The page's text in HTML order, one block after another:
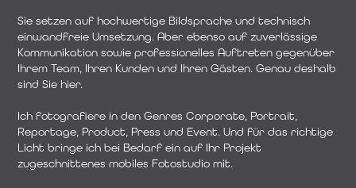
Sie setzen auf hochwertige Bildsprache und technisch
einwandfreie Umsetzung. Aber ebenso auf zuverlässige
Kommunikation sowie professionelles Auftreten gegenüber
Ihrem Team, Ihren Kunden und Ihren Gästen. Genau deshalb
sind Sie hier.
Ich fotografiere in den Genres Corporate, Portrait,
Reportage, Product, Press und Event. Und für das richtige
Licht bringe ich bei Bedarf ein auf Ihr Projekt
zugeschnittenes mobiles Fotostudio mit.
Sie setzen auf hochwertige Bildsprache und technisch
einwandfreie Umsetzung. Aber ebenso auf zuverlässige
Kommunikation sowie professionelles Auftreten gegenüber
Ihrem Team, Ihren Kunden und Ihren Gästen. Genau deshalb
sind Sie hier.
Ich fotografiere in den Genres Corporate, Portrait,
Reportage, Product, Press und Event. Und für das richtige
Licht bringe ich bei Bedarf ein auf Ihr Projekt
zugeschnittenes mobiles Fotostudio mit.